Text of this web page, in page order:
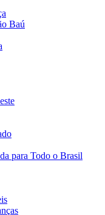
Baú
para Todo o Brasil